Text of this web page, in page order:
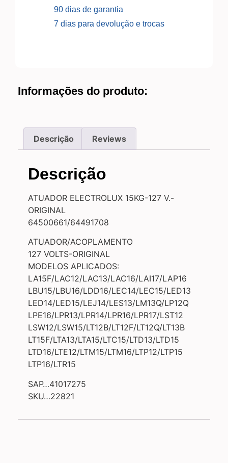
90 dias de garantia
7 dias para devolução e trocas
Informações do produto:
Descrição Reviews
Descrição
ATUADOR ELECTROLUX 15KG-127 V.-
ORIGINAL
64500661/64491708
ATUADOR/ACOPLAMENTO
127 VOLTS-ORIGINAL
MODELOS APLICADOS:
LA15F/LAC12/LAC13/LAC16/LAI17/LAP16
LBU15/LBU16/LDD16/LEC14/LEC15/LED13
LED14/LED15/LEJ14/LES13/LM13Q/LP12Q
LPE16/LPR13/LPR14/LPR16/LPR17/LST12
LSW12/LSW15/LT12B/LT12F/LT12Q/LT13B
LT15F/LTA13/LTA15/LTC15/LTD13/LTD15
LTD16/LTE12/LTM15/LTM16/LTP12/LTP15
LTP16/LTR15
SAP…41017275
SKU…22821